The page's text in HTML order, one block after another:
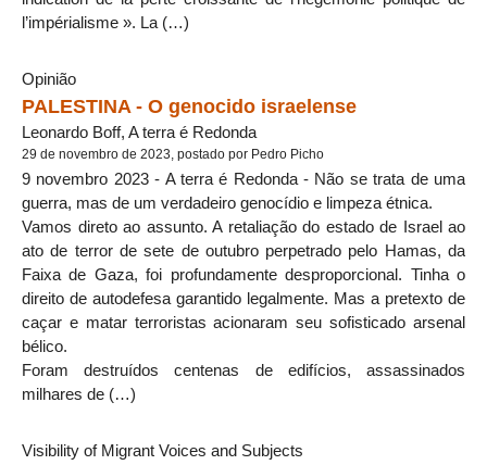
l’impérialisme ». La (…)
Opinião
PALESTINA - O genocido israelense
Leonardo Boff, A terra é Redonda
29 de novembro de 2023, postado por Pedro Picho
9 novembro 2023 - A terra é Redonda - Não se trata de uma
guerra, mas de um verdadeiro genocídio e limpeza étnica.
Vamos direto ao assunto. A retaliação do estado de Israel ao
ato de terror de sete de outubro perpetrado pelo Hamas, da
Faixa de Gaza, foi profundamente desproporcional. Tinha o
direito de autodefesa garantido legalmente. Mas a pretexto de
caçar e matar terroristas acionaram seu sofisticado arsenal
bélico.
Foram destruídos centenas de edifícios, assassinados
milhares de (…)
Visibility of Migrant Voices and Subjects